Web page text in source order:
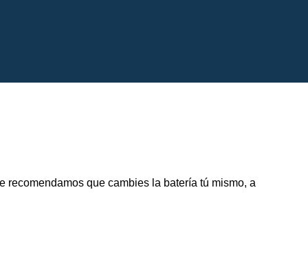
que cambies la batería tú mismo, a